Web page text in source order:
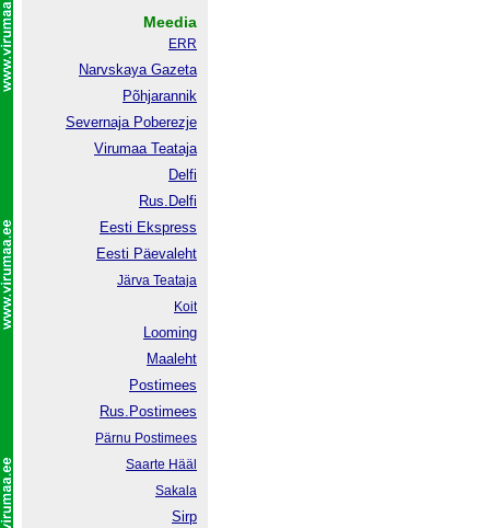
Meedia
ERR
Narvskaya Gazeta
Põhjarannik
Severnaja Poberezje
Virumaa Teataja
Delfi
Rus.Delfi
Eesti Ekspress
Eesti Päevaleht
Järva Teataja
Koit
Looming
Maaleht
Postimees
Rus.Postimees
Pärnu Postimees
Saarte Hääl
Sakala
Sirp